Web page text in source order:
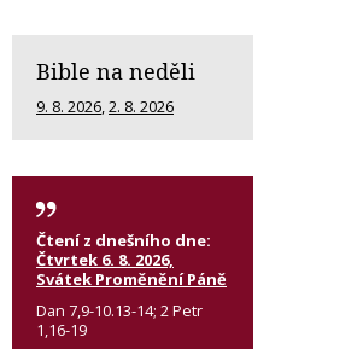
Bible na neděli
9. 8. 2026,2. 8. 2026
Čtení z dnešního dne:
Čtvrtek 6. 8. 2026,
Svátek Proměnění Páně
Dan 7,9-10.13-14; 2 Petr
1,16-19